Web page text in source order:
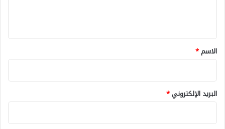
*
الاسم*
البريد الإلكتروني*